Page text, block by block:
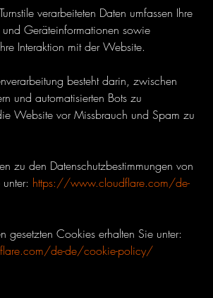
verarbeiteten Daten umfassen Ihre
und Geräteinformationen sowie
Interaktion mit der Website.
besteht darin, zwischen
und automatisierten Bots zu
Website vor Missbrauch und Spam zu
zu den Datenschutzbestimmungen von
https://www.cloudflare.com/de-
gesetzten Cookies erhalten Sie unter:
de-de/cookie-policy/